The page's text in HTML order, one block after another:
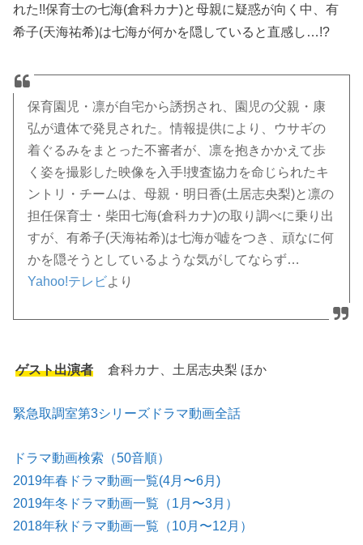
れた!!保育士の七海(倉科カナ)と母親に疑惑が向く中、有
希子(天海祐希)は七海が何かを隠していると直感し…!?
保育園児・凛が自宅から誘拐され、園児の父親・康
弘が遺体で発見された。情報提供により、ウサギの
着ぐるみをまとった不審者が、凛を抱きかかえて歩
く姿を撮影した映像を入手!捜査協力を命じられたキ
ントリ・チームは、母親・明日香(土居志央梨)と凛の
担任保育士・柴田七海(倉科カナ)の取り調べに乗り出
すが、有希子(天海祐希)は七海が嘘をつき、頑なに何
かを隠そうとしているような気がしてならず…
Yahoo!テレビより
ゲスト出演者 倉科カナ、土居志央梨 ほか
緊急取調室第3シリーズドラマ動画全話
ドラマ動画検索（50音順）
2019年春ドラマ動画一覧(4月〜6月)
2019年冬ドラマ動画一覧（1月〜3月）
2018年秋ドラマ動画一覧（10月〜12月）